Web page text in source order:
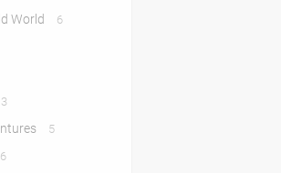
World 6
5
6